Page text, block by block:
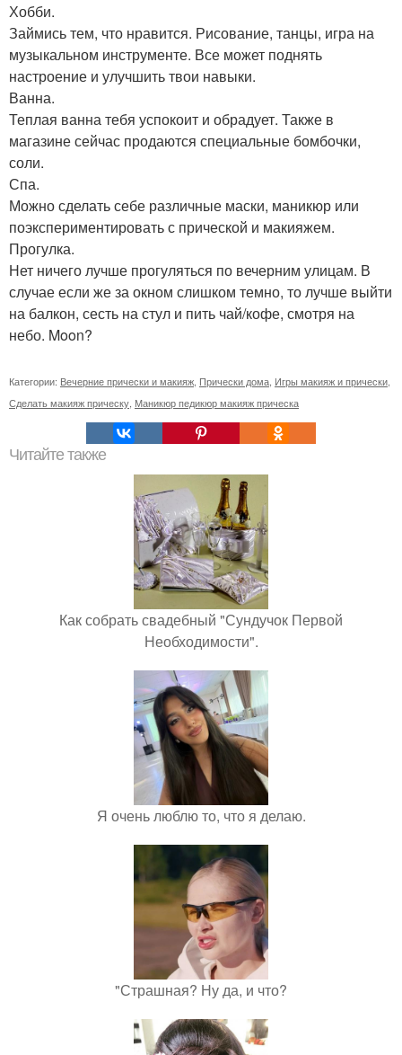
Хобби.
Займись тем, что нравится. Рисование, танцы, игра на
музыкальном инструменте. Все может поднять
настроение и улучшить твои навыки.
Ванна.
Теплая ванна тебя успокоит и обрадует. Также в
магазине сейчас продаются специальные бомбочки,
соли.
Спа.
Можно сделать себе различные маски, маникюр или
поэкспериментировать с прической и макияжем.
Прогулка.
Нет ничего лучше прогуляться по вечерним улицам. В
случае если же за окном слишком темно, то лучше выйти
на балкон, сесть на стул и пить чай/кофе, смотря на
небо. Moon?
Категории: Вечерние прически и макияж Прически дома Игры макияж и прически
Сделать макияж прическу Маникюр педикюр макияж прическа
Читайте также
Как собрать свадебный "Сундучок Первой
Необходимости".
Я очень люблю то, что я делаю.
"Страшная? Ну да, и что?